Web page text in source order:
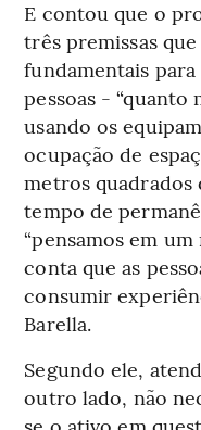
E contou que o
três premissas
fundamentais para
pessoas - “quanto
usando os
ocupação de
metros quadrados
tempo de
“pensamos em
conta que as
consumir
Barella.
Segundo ele,
outro lado, não